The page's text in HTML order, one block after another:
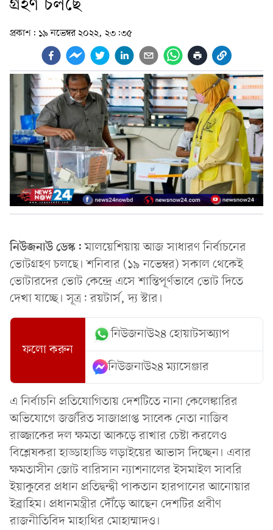
গ্রহণ চলছে
প্রকাশ: ১৯ নভেম্বর ২০২২, ২৩:৩৫
নিউজনাউ ডেস্ক:মালয়েশিয়ায় আজ সাধারণ নির্বাচনের
ভোটগ্রহণ চলছে। শনিবার (১৯ নভেম্বর) সকাল থেকেই
ভোটারদের ভোট কেন্দ্রে এসে শান্তিপূর্ণভাবে ভোট দিতে
দেখা যাচ্ছে। সূত্র: রয়টার্স, দ্য স্টার।
ফলো করুন
নিউজনাউ২৪ হোয়াটসঅ্যাপ
নিউজনাউ২৪ ম্যাসেঞ্জার
এ নির্বাচনি প্রতিযোগিতায় দেশটিতে নানা কেলেঙ্কারির
অভিযোগে জর্জরিত সাজাপ্রাপ্ত সাবেক নেতা নাজিব
রাজ্জাকের দল ক্ষমতা আকড়ে রাখার চেষ্টা করলেও
বিশ্লেষকরা হাড্ডাহাড্ডি লড়াইয়ের আভাস দিচ্ছেন। এবার
ক্ষমতাসীন জোট বারিসান ন্যাশনালের ইসমাইল সাবরি
ইয়াকুবের প্রধান প্রতিদ্বন্দ্বী পাকতান হারপানের আনোয়ার
ইব্রাহিম। প্রধানমন্ত্রীর দৌঁড়ে আছেন দেশটির প্রবীণ
রাজনীতিবিদ মাহাথির মোহাম্মাদও।